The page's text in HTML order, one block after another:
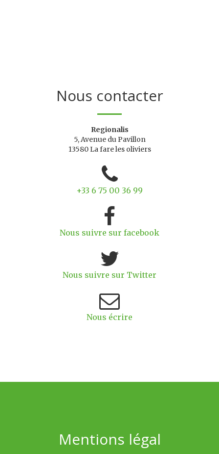
Nous contacter
Regionalis
5, Avenue du Pavillon
13580 La fare les oliviers
+33 6 75 00 36 99
Nous suivre sur facebook
Nous suivre sur Twitter
Nous écrire
Mentions légal